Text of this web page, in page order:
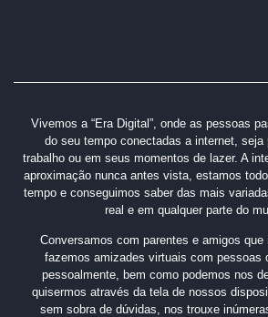
Vivemos a “Era Digital”, onde as pessoas
do seu tempo conectadas a internet, seja
trabalho ou em seus momentos de lazer. A
aproximação nunca antes vista, estamos
tempo e conseguimos saber das mais
real e em qualquer parte do
Conversamos com parentes e amigos que
fazemos amizades virtuais com pessoas
pessoalmente, bem como podemos nos
quisermos através da tela de nossos
sem sobra de dúvidas, nos trouxe